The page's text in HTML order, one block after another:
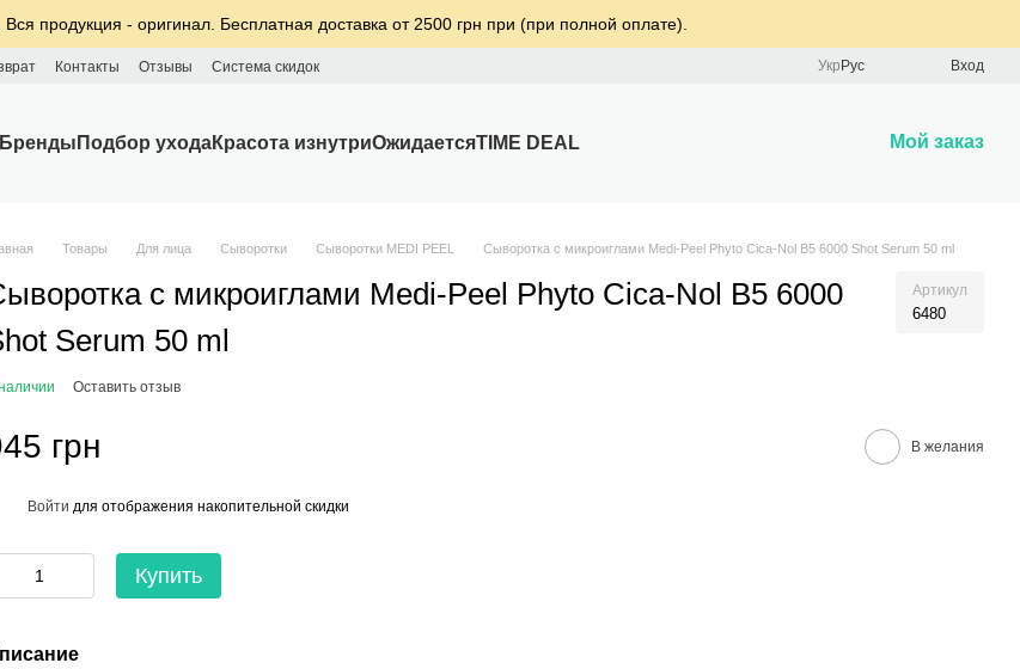
продукция - оригинал. Бесплатная доставка от 2500 грн при (при полной оплате).
Контакты Отзывы Система скидок Укр Рус Вход
Бренды Подбор уходаКрасота изнутриОжидаетсяTIME DEAL Мой заказ
Товары Для лица Сыворотки Сыворотки MEDI PEEL Сыворотка с микроиглами Medi-Peel Phyto Cica-Nol B5 6000 Shot Serum 50 ml
с микроиглами Medi-Peel Phyto Cica-Nol B5 6000
Serum 50 ml
Артикул
6480
Оставить отзыв
грн В желания
Войти для отображения накопительной скидки
Купить